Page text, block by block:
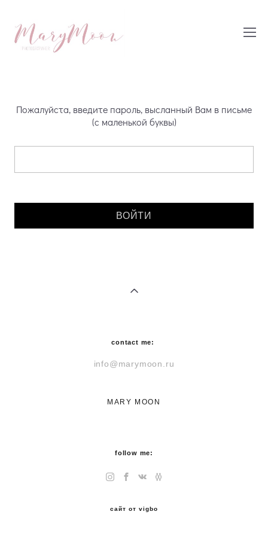
Пожалуйста, введите пароль, высланный Вам в письме
(с маленькой буквы)
contact me:
info@marymoon.ru
MARY MOON
follow me:
сайт от vigbo